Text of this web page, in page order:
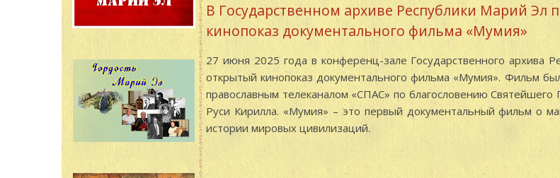
В Государственном архиве Республики Марий Эл
кинопоказ документального фильма «Мумия»
27 июня 2025 года в конференц-зале Государственного архива
открытый кинопоказ документального фильма «Мумия». Фильм
православным телеканалом «СПАС» по благословению Святейшего
Руси Кирилла. «Мумия» – это первый документальный фильм о
истории мировых цивилизаций.